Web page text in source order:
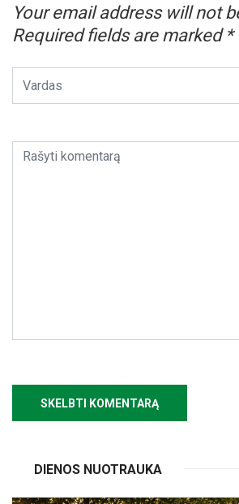
Your email address will not
Required fields are marked *
DIENOS NUOTRAUKA